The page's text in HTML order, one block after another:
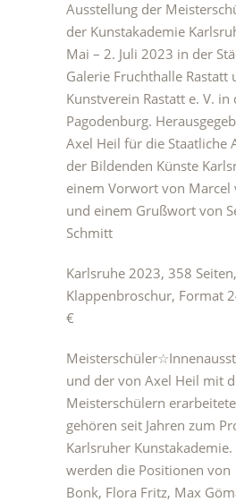
Ausstellung der
der Kunstakademie
Mai – 2. Juli 2023 in der
Galerie Fruchthalle Rastatt
Kunstverein Rastatt e. V. in
Pagodenburg.
Axel Heil für die Staatliche
der Bildenden Künste
einem Vorwort von Marcel
und einem Grußwort von
Schmitt
Karlsruhe 2023, 358 Seiten,
Klappenbroschur, Format
€
und der von Axel Heil mit
Meisterschülern
gehören seit Jahren zum
Karlsruher
werden die Positionen von
Bonk, Flora Fritz, Max